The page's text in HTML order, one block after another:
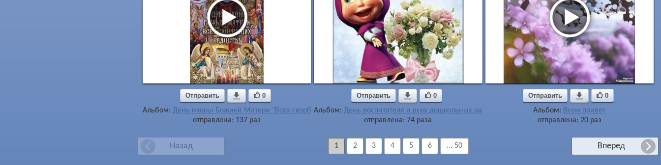
Отправить  0
Альбом: День иконы Божией Матери "Всех скорбящих Радость"
отправлена: 137 раз
Отправить  0
Альбом:День воспитателя и всех дошкольных работников
отправлена: 74 раза
Отправить  0
Альбом: Всем привет
отправлена: 20 раз
Назад Вперед
1 2 3 4 5 6 ... 50